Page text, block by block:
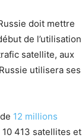
doit mettre
de l’utilisation
satellite, aux
utilisera ses
12 millions
10 413 satellites et